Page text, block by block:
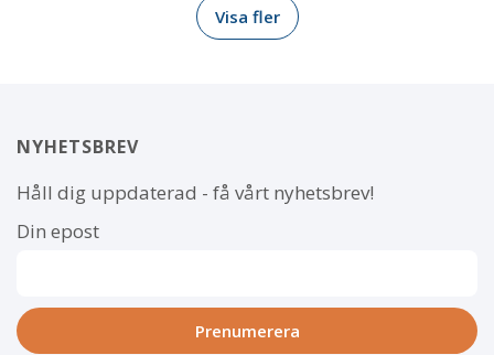
Visa fler
NYHETSBREV
Håll dig uppdaterad - få vårt nyhetsbrev!
Din epost